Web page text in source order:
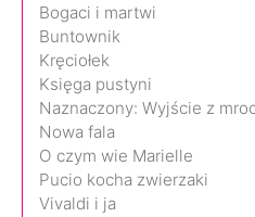
Bogaci i martwi
Buntownik
Kręciołek
Księga pustyni
Naznaczony: Wyjście z
Nowa fala
O czym wie Marielle
Pucio kocha zwierzaki
Vivaldi i ja